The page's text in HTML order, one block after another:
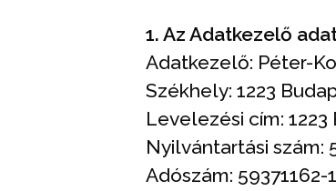
1. Az Adatkezelő
Adatkezelő: Péter-
Székhely: 1223
Levelezési cím:
Nyilvántartási szám:
Adószám: 59371162-